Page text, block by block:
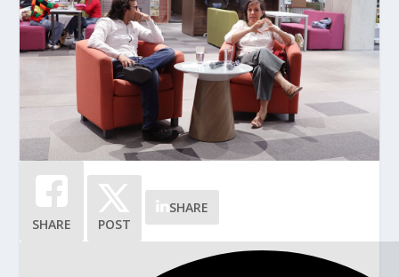
SHARE POST
SHARE